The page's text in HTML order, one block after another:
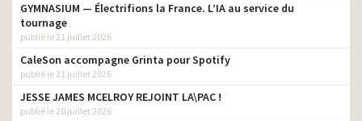
GYMNASIUM — Électrifions la France. L’IA au service du
tournage
publié le 21 juillet 2026
CaleSon accompagne Grinta pour Spotify
publié le 21 juillet 2026
JESSE JAMES MCELROY REJOINT LA\PAC !
publié le 20 juillet 2026